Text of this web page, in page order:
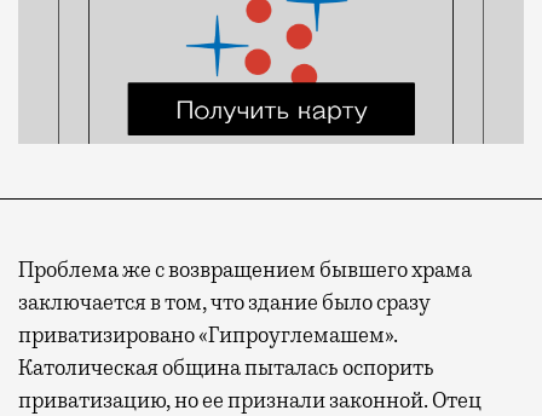
Проблема же с возвращением бывшего храма
заключается в том, что здание было сразу
приватизировано «Гипроуглемашем».
Католическая община пыталась оспорить
приватизацию, но ее признали законной. Отец